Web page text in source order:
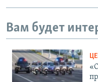
Вам будет